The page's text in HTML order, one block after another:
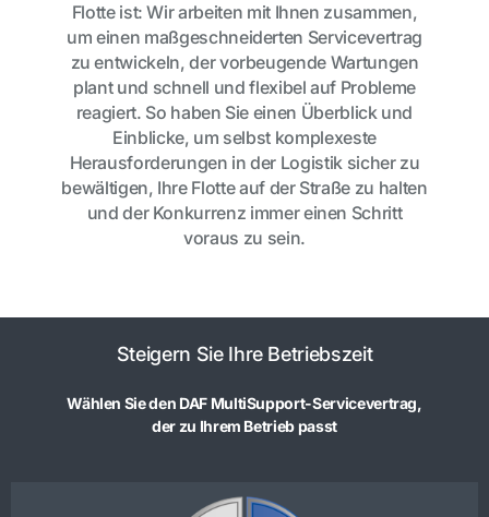
Flotte ist: Wir arbeiten mit Ihnen zusammen,
um einen maßgeschneiderten Servicevertrag
zu entwickeln, der vorbeugende Wartungen
plant und schnell und flexibel auf Probleme
reagiert. So haben Sie einen Überblick und
Einblicke, um selbst komplexeste
Herausforderungen in der Logistik sicher zu
bewältigen, Ihre Flotte auf der Straße zu halten
und der Konkurrenz immer einen Schritt
voraus zu sein.
Steigern Sie Ihre Betriebszeit
Wählen Sie den DAF MultiSupport-Servicevertrag,
der zu Ihrem Betrieb passt